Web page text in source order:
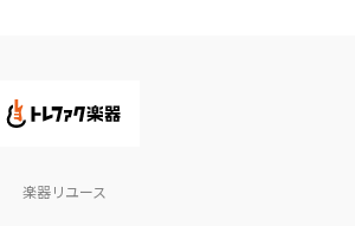
楽器リユース